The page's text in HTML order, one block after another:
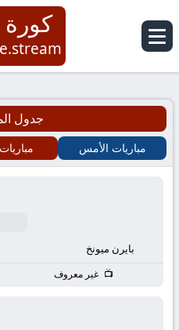
كورة
لايف
|
koora
مباريات
كورة
جدول
مباريات الأمس
بايرن ميونخ
غير معروف